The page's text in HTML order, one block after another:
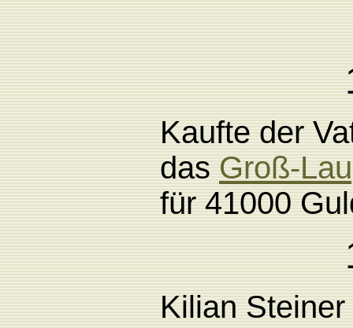
Kaufte der
dasGroß-
für 41000
Kilian